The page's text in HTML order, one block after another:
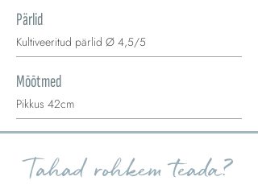
Pärlid
Kultiveeritud pärlid Ø 4,5/5
Mõõtmed
Pikkus 42cm
Tahad rohkem teada?